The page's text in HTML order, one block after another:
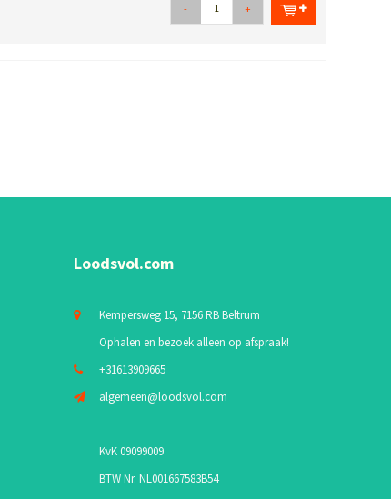
- +
Loodsvol.com
Kempersweg 15, 7156 RB Beltrum
Ophalen en bezoek alleen op afspraak!
+31613909665
algemeen@loodsvol.com
KvK 09099009
BTW Nr. NL001667583B54